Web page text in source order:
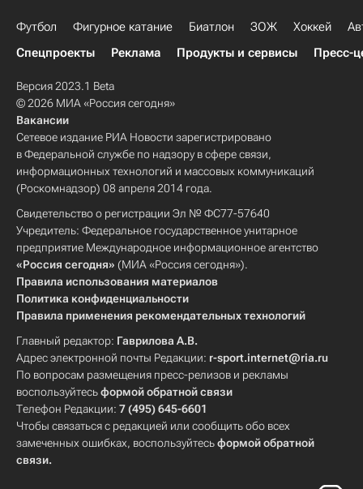
Футбол Фигурное катание Биатлон ЗОЖ Хоккей
Спецпроекты
Реклама Продукты и сервисы Пресс-
Версия 2023.1 Beta
© 2026 МИА «Россия сегодня»
Вакансии
Сетевое издание РИА Новости зарегистрировано
в Федеральной службе по надзору в сфере связи,
информационных технологий и массовых коммуникаций
(Роскомнадзор) 08 апреля 2014 года.
Свидетельство о регистрации Эл № ФС77-57640
Учредитель: Федеральное государственное унитарное
предприятие Международное информационное агентство
«Россия сегодня» (МИА «Россия сегодня»).
Правила использования материалов
Политика конфиденциальности
Правила применения рекомендательных технологий
Главный редактор: Гаврилова А.В.
Адрес электронной почты Редакции: r-sport.internet@ria.ru
По вопросам размещения пресс-релизов и рекламы
воспользуйтесьформой обратной связи
Телефон Редакции: 7 (495) 645-6601
Чтобы связаться с редакцией или сообщить обо всех
замеченных ошибках, воспользуйтесьформой обратной
связи.